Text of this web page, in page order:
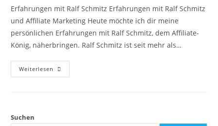
Erfahrungen mit Ralf Schmitz Erfahrungen mit Ralf Schmitz
und Affiliate Marketing Heute möchte ich dir meine
persönlichen Erfahrungen mit Ralf Schmitz, dem Affiliate-
König, näherbringen. Ralf Schmitz ist seit mehr als…
Weiterlesen Ralf
Schmitz
Suchen